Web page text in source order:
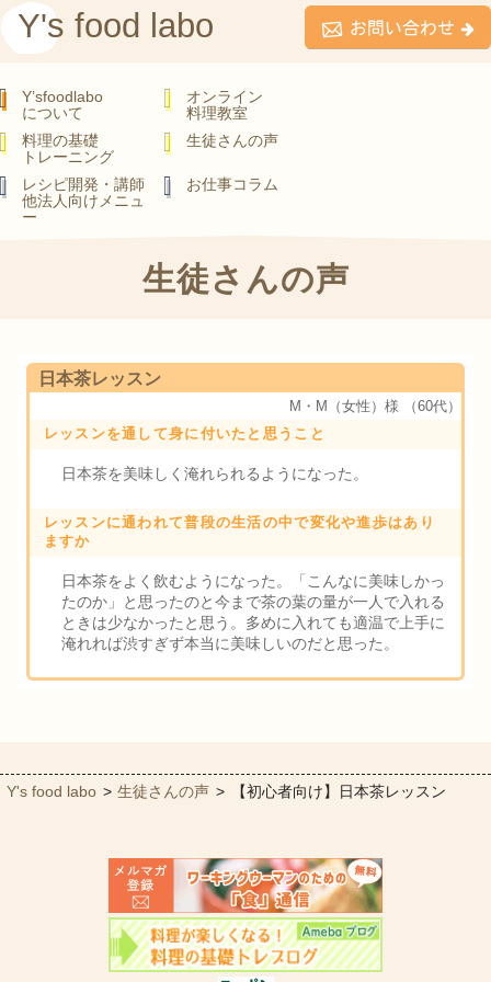
Y's food labo
Y’sfoodlabo
について
オンライン
料理教室
料理の基礎
トレーニング
生徒さんの声
レシピ開発・講師
他法人向けメニュ
ー
お仕事コラム
生徒さんの声
日本茶レッスン
M・M（女性）様
（60代）
レッスンを通して身に付いたと思うこと
日本茶を美味しく淹れられるようになった。
レッスンに通われて普段の生活の中で変化や進歩はあり
ますか
日本茶をよく飲むようになった。「こんなに美味しかっ
たのか」と思ったのと今まで茶の葉の量が一人で入れる
ときは少なかったと思う。多めに入れても適温で上手に
淹れれば渋すぎず本当に美味しいのだと思った。
Y's food labo > 生徒さんの声 > 【初心者向け】日本茶レッスン